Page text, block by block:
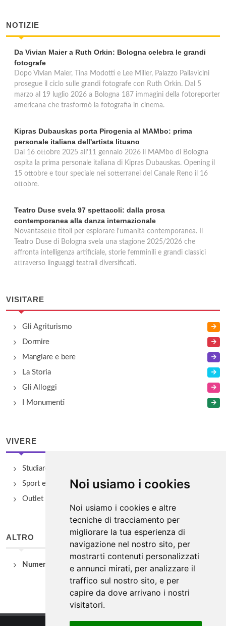
Noi usiamo i cookies
Noi usiamo i cookies e altre
tecniche di tracciamento per
migliorare la tua esperienza di
navigazione nel nostro sito, per
mostrarti contenuti personalizzati
e annunci mirati, per analizzare il
traffico sul nostro sito, e per
capire da dove arrivano i nostri
visitatori.
NOTIZIE
Da Vivian Maier a Ruth Orkin: Bologna celebra le grandi
fotografe
Dopo Vivian Maier, Tina Modotti e Lee Miller, Palazzo Pallavicini
prosegue il ciclo sulle grandi fotografe con Ruth Orkin. Dal 5
marzo al 19 luglio 2026 a Bologna 187 immagini della fotoreporter
americana che trasformò la fotografia in cinema.
Kipras Dubauskas porta Pirogenia al MAMbo: prima
personale italiana dell'artista lituano
Dal 16 ottobre 2025 all'11 gennaio 2026 il MAMbo di Bologna
ospita la prima personale italiana di Kipras Dubauskas. Opening il
15 ottobre e tour speciale nei sotterranei del Canale Reno il 16
ottobre.
Teatro Duse svela 97 spettacoli: dalla prosa
contemporanea alla danza internazionale
Novantasette titoli per esplorare l'umanità contemporanea. Il
Teatro Duse di Bologna svela una stagione 2025/2026 che
affronta intelligenza artificiale, storie femminili e grandi classici
attraverso linguaggi teatrali diversificati.
VISITARE
Gli Agriturismo
Dormire
Mangiare e bere
La Storia
Gli Alloggi
I Monumenti
VIVERE
Studiare
Sport e Benessere
Outlet e spacci aziendali
ALTRO
Numeri Utili